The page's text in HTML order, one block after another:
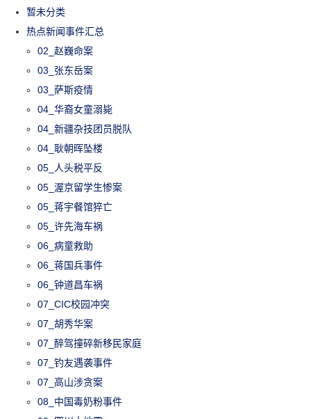
暂未分类
热点新闻事件汇总
02_赵巍命案
03_张东岳案
03_萨斯疫情
04_华裔女童溺毙
04_新疆杂技团员脱队
04_耿朝晖坠楼
05_人头税平反
05_渥京留学生惨案
05_蒋宇餐馆猝亡
05_许先海车祸
06_病童救助
06_蒋国兵事件
06_钟道昌车祸
07_CIC校园冲突
07_胡秀华案
07_醉驾撞碎新移民家庭
07_钓友遇袭事件
07_高山涉贪案
08_中国毒奶粉事件